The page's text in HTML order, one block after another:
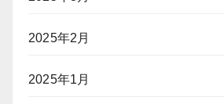
2025年2月
2025年1月